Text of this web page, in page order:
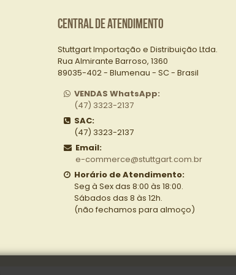
Central de Atendimento
Stuttgart Importação e Distribuição Ltda.
Rua Almirante Barroso, 1360
89035-402 - Blumenau - SC - Brasil
VENDAS WhatsApp:
(47) 3323-2137
SAC:
(47) 3323-2137
Email:
e-commerce@stuttgart.com.br
Horário de Atendimento:
Seg à Sex das 8:00 às 18:00.
Sábados das 8 às 12h.
(não fechamos para almoço)